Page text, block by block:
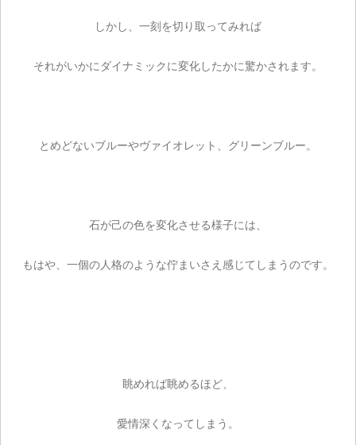
しかし、一刻を切り取ってみれば
それがいかにダイナミックに変化したかに驚かされます。
とめどないブルーやヴァイオレット、グリーンブルー。
石が己の色を変化させる様子には、
もはや、一個の人格のような佇まいさえ感じてしまうのです。
眺めれば眺めるほど、
愛情深くなってしまう。